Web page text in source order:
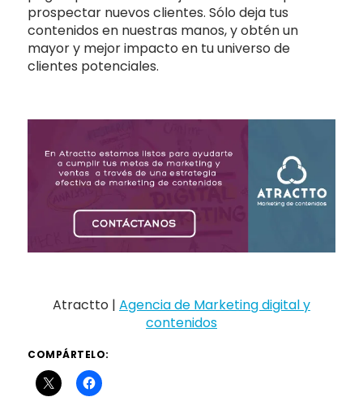
prospectar nuevos clientes. Sólo deja tus
contenidos en nuestras manos, y obtén un
mayor y mejor impacto en tu universo de
clientes potenciales.
Atractto | Agencia de Marketing digital y
contenidos
COMPÁRTELO: